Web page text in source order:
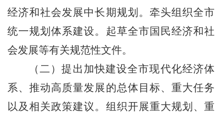
经济和社会发展中长期规划。牵头组织全市
统一规划体系建设。起草全市国民经济和社
会发展等有关规范性文件。
（二）提出加快建设全市现代化经济体
系、推动高质量发展的总体目标、重大任务
以及相关政策建议。组织开展重大规划、重